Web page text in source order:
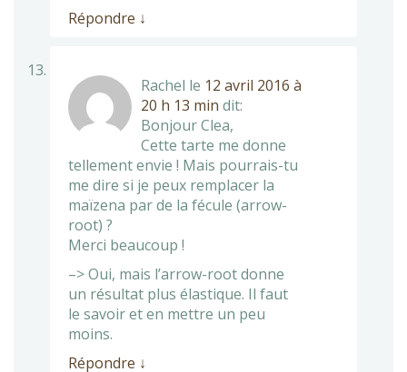
Répondre ↓
Rachel le 12 avril 2016 à
20 h 13 min dit:
Bonjour Clea,
Cette tarte me donne
tellement envie ! Mais pourrais-tu
me dire si je peux remplacer la
maïzena par de la fécule (arrow-
root) ?
Merci beaucoup !
–> Oui, mais l’arrow-root donne
un résultat plus élastique. Il faut
le savoir et en mettre un peu
moins.
Répondre ↓